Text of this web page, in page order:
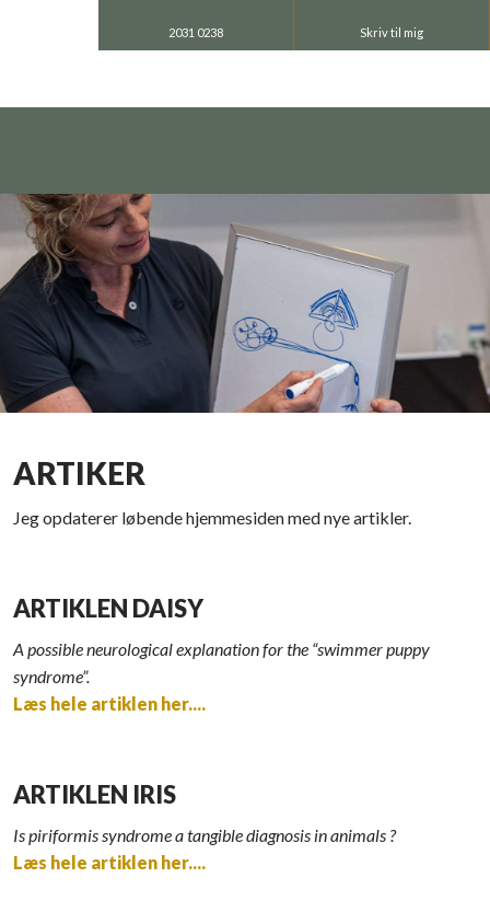
2031 0238 Skriv til mig
ARTIKER
Jeg opdaterer løbende hjemmesiden med nye artikler.
ARTIKLEN DAISY
A possible neurological explanation for the “swimmer puppy
syndrome”.
Læs hele artiklen her....
ARTIKLEN IRIS
Is piriformis syndrome a tangible diagnosis in animals ?
Læs hele artiklen her....